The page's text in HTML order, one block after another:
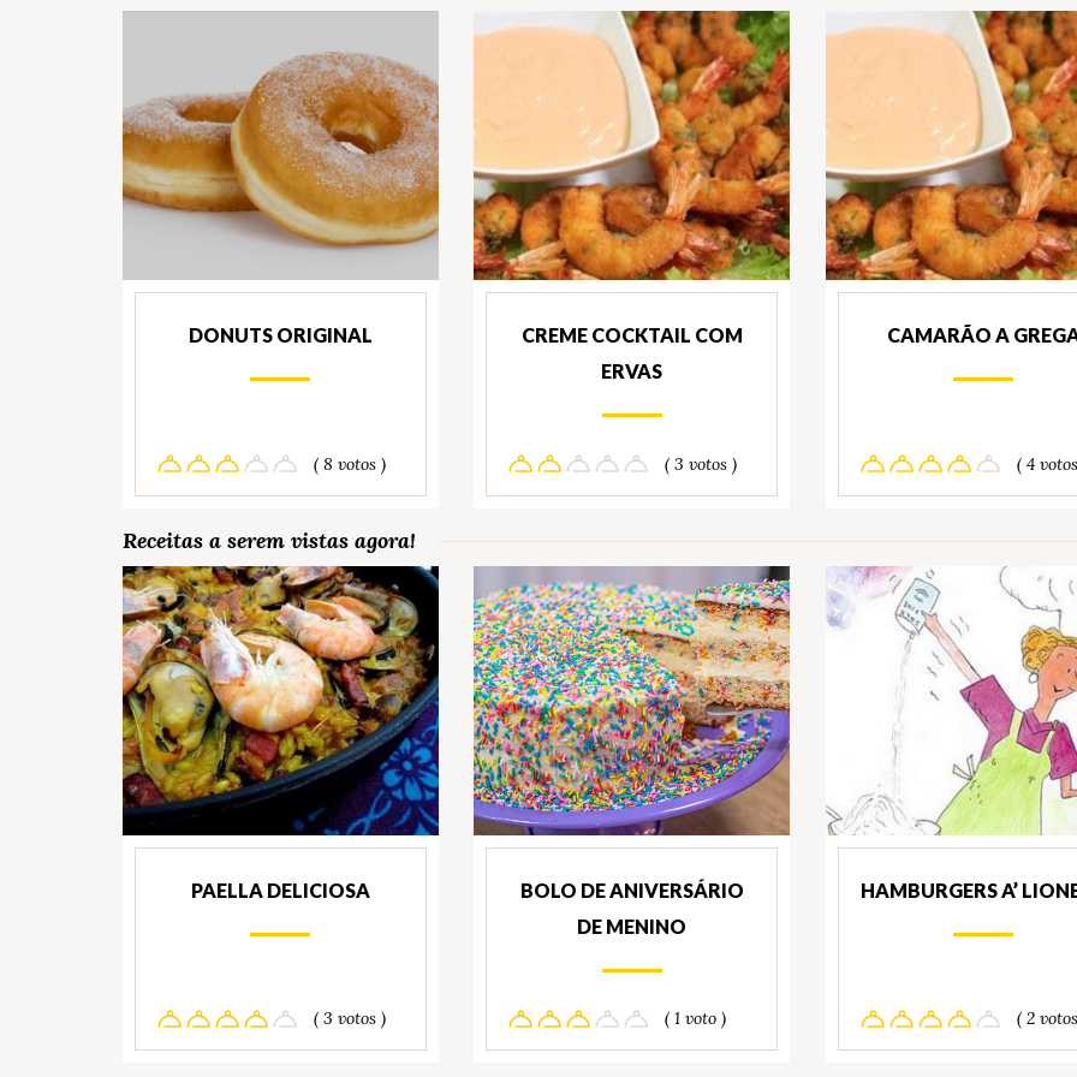
DONUTS ORIGINAL
( 8 votos )
CREME COCKTAIL COM
ERVAS
( 3 votos )
CAMARÃO A
( 4
Receitas a serem vistas agora!
PAELLA DELICIOSA
( 3 votos )
BOLO DE ANIVERSÁRIO
DE MENINO
( 1 voto )
HAMBURGERS A’
( 2